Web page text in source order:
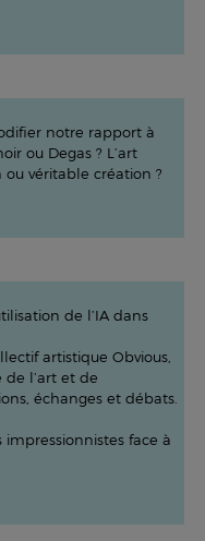
notre rapport à
ou Degas ? L’art
véritable création ?
de l’IA dans
artistique Obvious,
de l’art et de
échanges et débats.
impressionnistes face à